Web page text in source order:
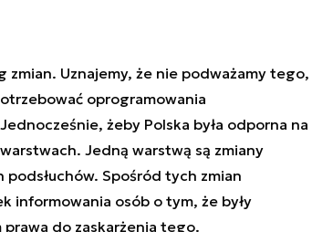
Uznajemy, że nie podważamy tego,
oprogramowania
żeby Polska była odporna na
Jedną warstwą są zmiany
Spośród tych zmian
informowania osób o tym, że były
do zaskarżenia tego.